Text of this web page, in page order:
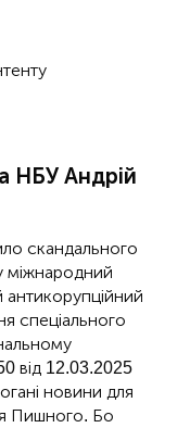
НБУ Андрій
скандального
міжнародний
спеціального
від 12.03.2025
новини для
Пишного. Бо